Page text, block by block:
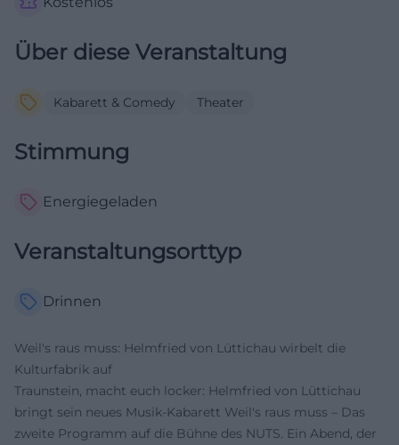
Über diese Veranstaltung
Kabarett & Comedy Theater
Stimmung
Energiegeladen
Veranstaltungsorttyp
Drinnen
Weil's raus muss: Helmfried von Lüttichau wirbelt die
Kulturfabrik auf
Traunstein, macht euch locker: Helmfried von Lüttichau
bringt sein neues Musik-Kabarett Weil's raus muss – Das
zweite Programm auf die Bühne des NUTS. Ein Abend, der